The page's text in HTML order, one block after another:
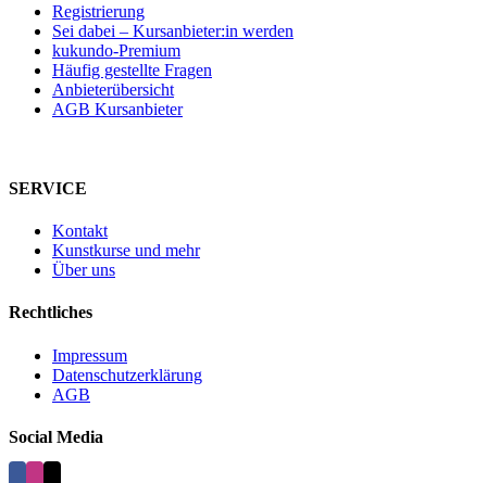
Registrierung
Sei dabei – Kursanbieter:in werden
kukundo-Premium
Häufig gestellte Fragen
Anbieterübersicht
AGB Kursanbieter
SERVICE
Kontakt
Kunstkurse und mehr
Über uns
Rechtliches
Impressum
Datenschutzerklärung
AGB
Social Media